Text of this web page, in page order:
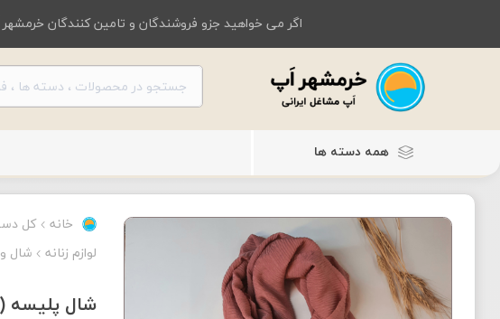
اگر می خواهید جزو فروشندگان و تامین کنندگان
همه دسته ها
خانه کل
لوازم زنانه
شال
شال پلیسه